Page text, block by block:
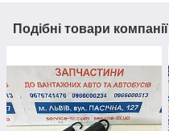
Подібні товари компанії